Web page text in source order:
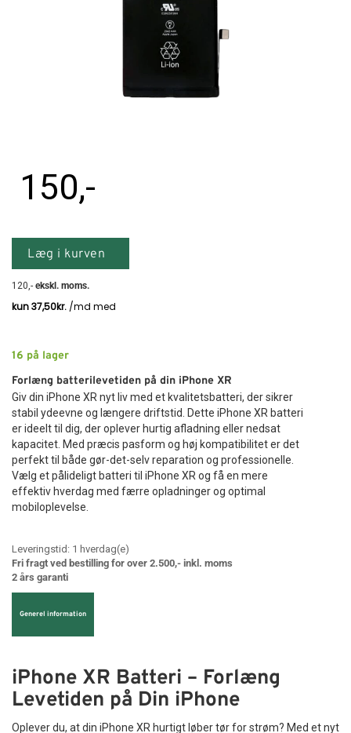
Log ind
16 på lager
Forlæng batterilevetiden på din iPhone XR
Giv din iPhone XR nyt liv med et kvalitetsbatteri, der sikrer
stabil ydeevne og længere driftstid. Dette iPhone XR batteri
er ideelt til dig, der oplever hurtig afladning eller nedsat
kapacitet. Med præcis pasform og høj kompatibilitet er det
perfekt til både gør-det-selv reparation og professionelle.
Vælg et pålideligt batteri til iPhone XR og få en mere
effektiv hverdag med færre opladninger og optimal
mobiloplevelse.
150,-
Læg i kurven
120,- ekskl. moms.
Leveringstid: 1 hverdag(e)
Fri fragt ved bestilling for over 2.500,- inkl. moms
2 års garanti
Generel information
iPhone XR Batteri – Forlæng
Levetiden på Din iPhone
Oplever du, at din iPhone XR hurtigt løber tør for strøm? Med et nyt